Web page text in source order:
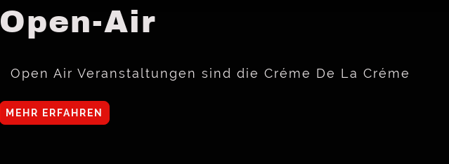
Open-Air
Open Air Veranstaltungen sind die Créme De La Créme
MEHR ERFAHREN